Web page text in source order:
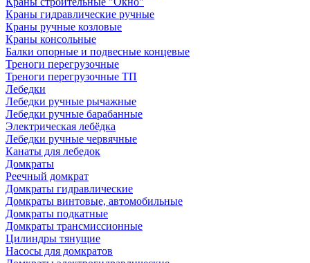
Краны гидравлические ручные
Краны ручные козловые
Краны консольные
Балки опорные и подвесные концевые
Треноги перегрузочные
Треноги перегрузочные ТП
Лебедки
Лебедки ручные рычажные
Лебедки ручные барабанные
Электрическая лебёдка
Лебедки ручные червячные
Канаты для лебедок
Домкраты
Реечный домкрат
Домкраты гидравлические
Домкраты винтовые, автомобильные
Домкраты подкатные
Домкраты трансмиссионные
Цилиндры тянущие
Насосы для домкратов